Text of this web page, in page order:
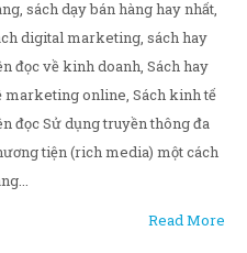
sách dạy bán hàng hay nhất,
digital marketing, sách hay
đọc về kinh doanh, Sách hay
marketing online, Sách kinh tế
đọc Sử dụng truyền thông đa
tiện (rich media) một cách
Read More